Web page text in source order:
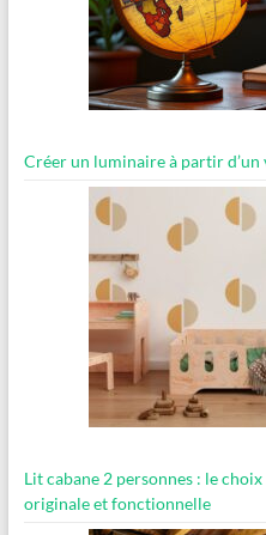
Créer un luminaire à partir
Lit cabane 2 personnes : le
originale et fonctionnelle